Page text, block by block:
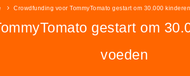
Crowdfunding voor TommyTomato gestart om 30.000
gestart om
voeden